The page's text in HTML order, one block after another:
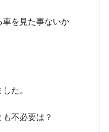
車を見た事ないか
た。
不必要は？